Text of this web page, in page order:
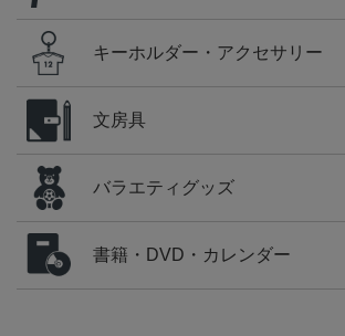
キーホルダー・アクセサリー
文房具
バラエティグッズ
書籍・DVD・カレンダー